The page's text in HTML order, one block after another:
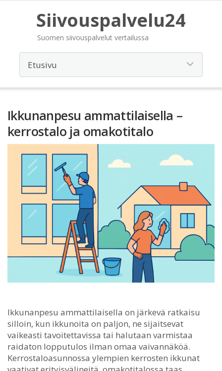
Siivouspalvelu24
Suomen siivouspalvelut vertailussa
Ikkunanpesu ammattilaisella –
kerrostalo ja omakotitalo
Ikkunanpesu ammattilaisella on järkevä ratkaisu
silloin, kun ikkunoita on paljon, ne sijaitsevat
vaikeasti tavoitettavissa tai halutaan varmistaa
raidaton lopputulos ilman omaa vaivannäköä.
Kerrostaloasunnossa ylempien kerrosten ikkunat